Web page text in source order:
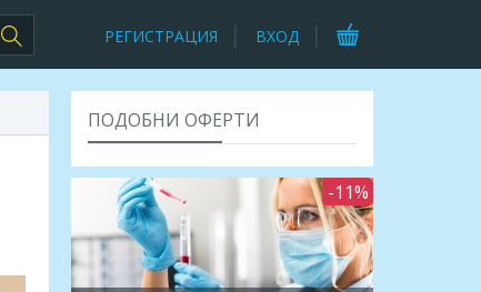
РЕГИСТРАЦИЯ ВХОД
ПОДОБНИ ОФЕРТИ
-11%